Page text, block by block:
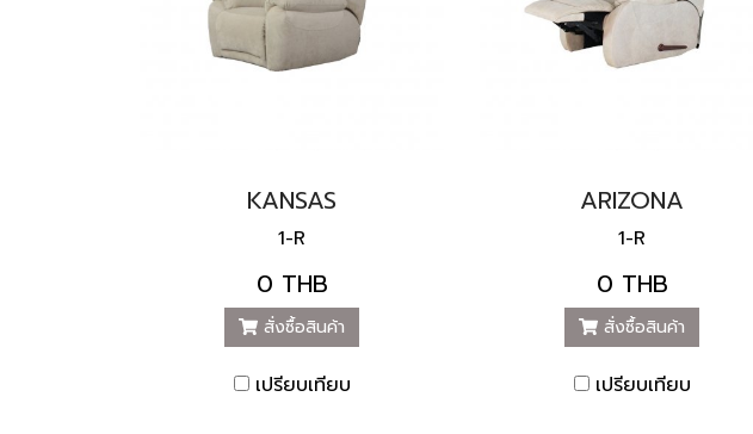
KANSAS
1-R
0 THB
สั่งซื้อสินค้า
เปรียบเทียบ
ARIZONA
1-R
0 THB
สั่งซื้อสินค้า
เปรียบเทียบ